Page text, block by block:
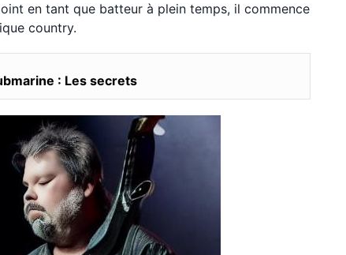
en tant que batteur à plein temps, il commence
country.
: Les secrets